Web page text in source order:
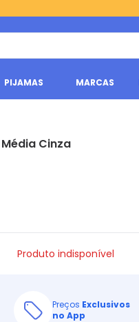
PIJAMAS MARCAS
Cinza
Produto indisponível
Preços Exclusivos
no App